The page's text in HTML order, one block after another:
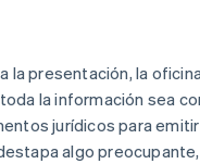
la presentación, la
la información sea
jurídicos para emitir
algo